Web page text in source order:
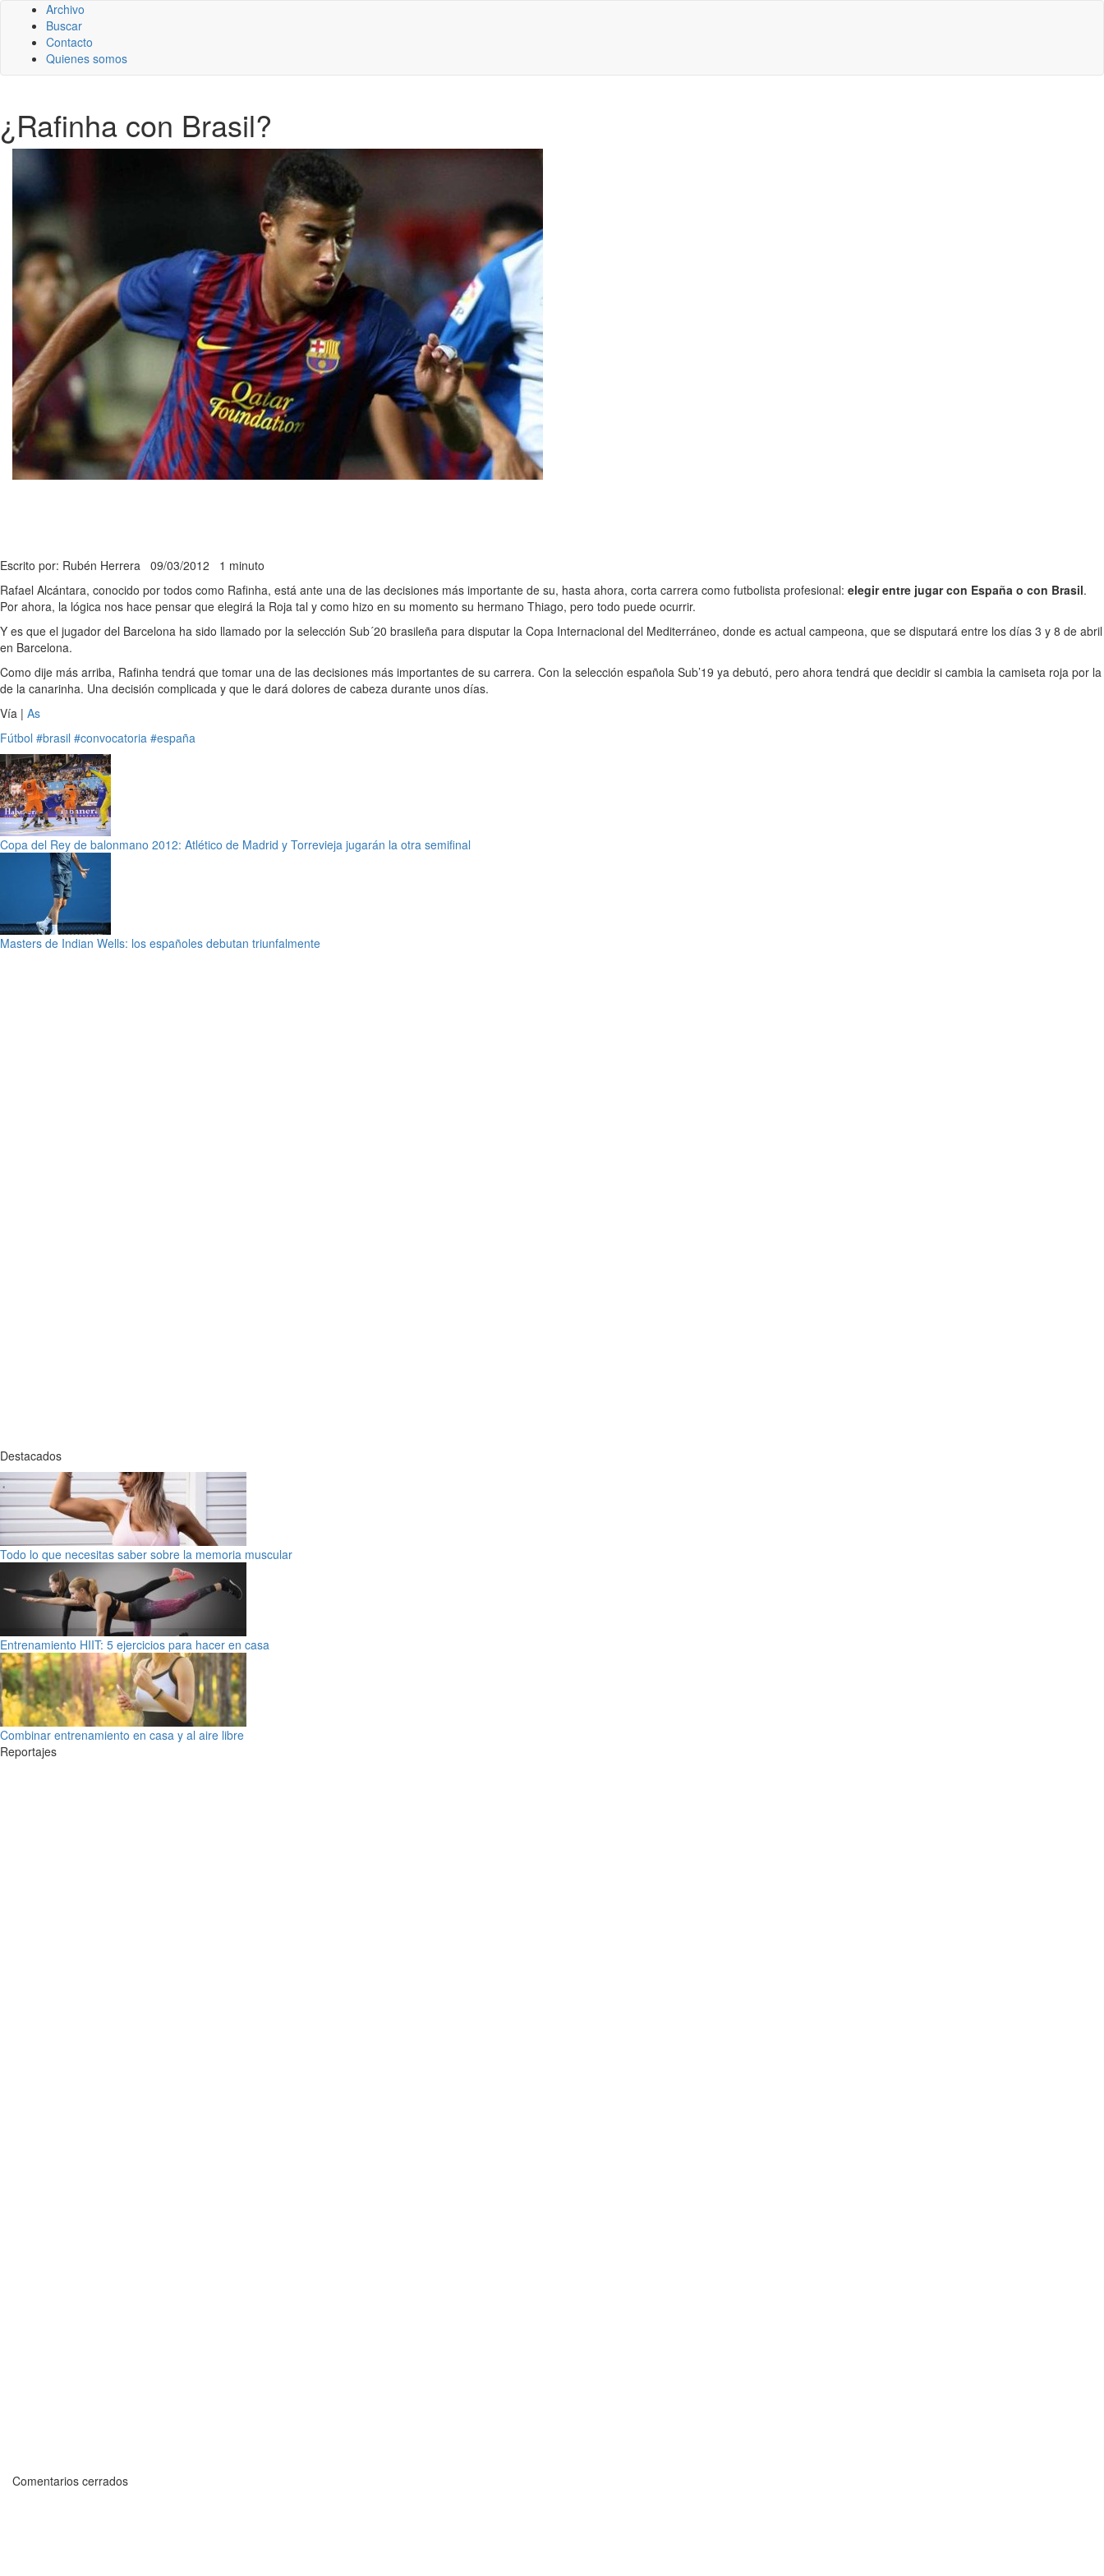
Archivo
Buscar
Contacto
Quienes somos
¿Rafinha con Brasil?
Escrito por: Rubén Herrera 09/03/2012 1 minuto
Rafael Alcántara, conocido por todos como Rafinha, está ante una de las decisiones más importante de su, hasta ahora, corta carrera como futbolista profesional: elegir entre jugar con España o con Brasil.
Por ahora, la lógica nos hace pensar que elegirá la Roja tal y como hizo en su momento su hermano Thiago, pero todo puede ocurrir.
Y es que el jugador del Barcelona ha sido llamado por la selección Sub´20 brasileña para disputar la Copa Internacional del Mediterráneo, donde es actual campeona, que se disputará entre los días 3 y 8 de abril
en Barcelona.
Como dije más arriba, Rafinha tendrá que tomar una de las decisiones más importantes de su carrera. Con la selección española Sub’19 ya debutó, pero ahora tendrá que decidir si cambia la camiseta roja por la
de la canarinha. Una decisión complicada y que le dará dolores de cabeza durante unos días.
Vía | As
Fútbol #brasil #convocatoria #españa
Copa del Rey de balonmano 2012: Atlético de Madrid y Torrevieja jugarán la otra semifinal
Masters de Indian Wells: los españoles debutan triunfalmente
Destacados
Todo lo que necesitas saber sobre la memoria muscular
Entrenamiento HIIT: 5 ejercicios para hacer en casa
Combinar entrenamiento en casa y al aire libre
Reportajes
Comentarios cerrados